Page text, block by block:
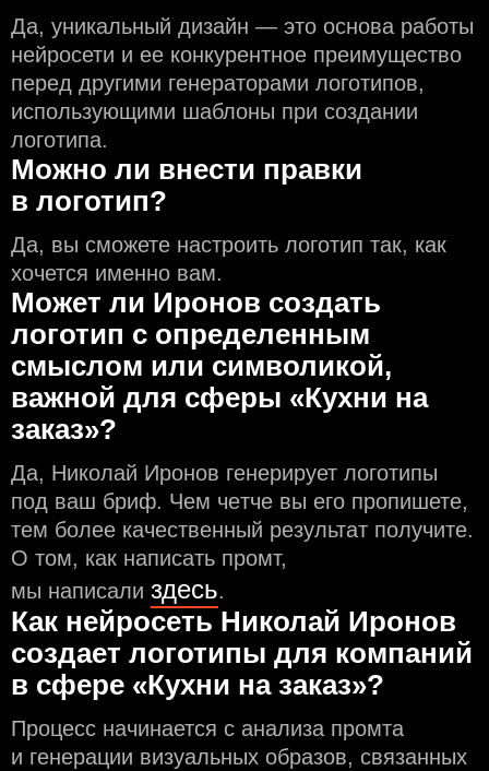
Да, уникальный дизайн — это основа работы
нейросети и еe конкурентное преимущество
перед другими генераторами логотипов,
использующими шаблоны при создании
логотипа.
Можно ли внести правки
в логотип?
Да, вы сможете настроить логотип так, как
хочется именно вам.
Может ли Иронов создать
логотип с определeнным
смыслом или символикой,
важной для сферы «Кухни на
заказ»?
Да, Николай Иронов генерирует логотипы
под ваш бриф. Чем чeтче вы его пропишете,
тем более качественный результат получите.
О том, как написать промт,
мы написали здесь.
Как нейросеть Николай Иронов
создаeт логотипы для компаний
в сфере «Кухни на заказ»?
Процесс начинается с анализа промта
и генерации визуальных образов, связанных